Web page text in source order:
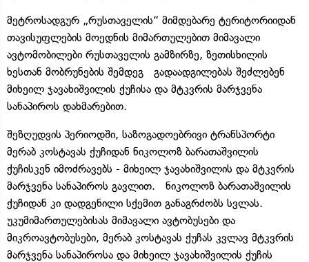
მეტროსადგურ „რუსთაველის“ მიმდებარე ტერიტორიიდან
თავისუფლების მოედნის მიმართულებით მიმავალი
ავტომობილები რუსთაველის გამზირზე, ზეთისხილის
ხესთან მობრუნების შემდეგ გადაადგილებას შეძლებენ
მიხეილ ჯავახიშვილის ქუჩისა და მტკვრის მარჯვენა
სანაპიროს დახმარებით.
შეზღუდვის პერიოდში, საზოგადოებრივი ტრანსპორტი
მერაბ კოსტავას ქუჩიდან ნიკოლოზ ბარათაშვილის
ქუჩისკენ იმოძრავებს - მიხეილ ჯავახიშვილის და მტკვრის
მარჯვენა სანაპიროს გავლით. ნიკოლოზ ბარათაშვილის
ქუჩიდან კი დადგენილი სქემით განაგრძობს სვლას.
უკუმიმართულებისას მიმავალი ავტობუსები და
მიკროავტობუსები, მერაბ კოსტავას ქუჩას კვლავ მტკვრის
მარჯვენა სანაპიროსა და მიხეილ ჯავახიშვილის ქუჩის